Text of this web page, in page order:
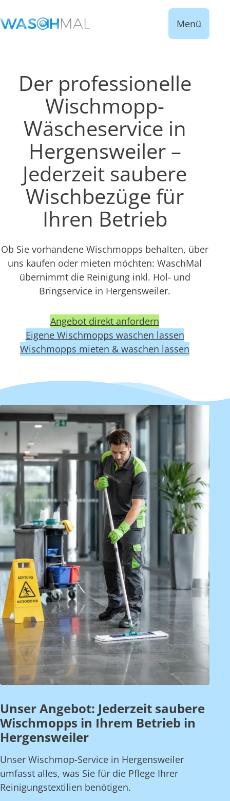
Menü
Der professionelle
Wischmopp-
Wäscheservice in
Hergensweiler –
Jederzeit saubere
Wischbezüge für
Ihren Betrieb
Ob Sie vorhandene Wischmopps behalten, über
uns kaufen oder mieten möchten: WaschMal
übernimmt die Reinigung inkl. Hol- und
Bringservice in Hergensweiler.
Angebot direkt anfordern
Eigene Wischmopps waschen lassen
Wischmopps mieten & waschen lassen
Unser Angebot: Jederzeit saubere
Wischmopps in Ihrem Betrieb in
Hergensweiler
Unser Wischmop-Service in Hergensweiler
umfasst alles, was Sie für die Pflege Ihrer
Reinigungstextilien benötigen.